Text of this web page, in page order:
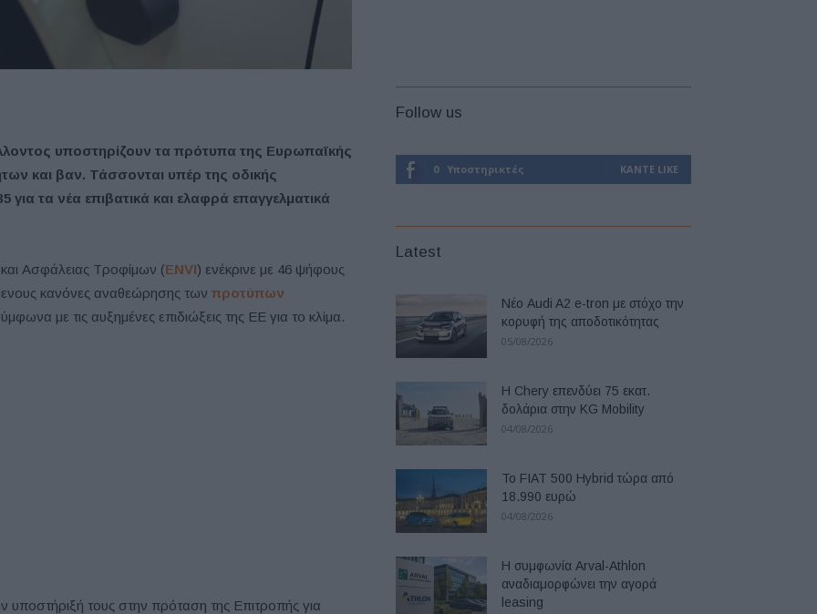
υποστηρίζουν τα πρότυπα της Ευρωπαϊκής
και βαν. Τάσσονται υπέρ της οδικής
για τα νέα επιβατικά και ελαφρά επαγγελματικά
Ασφάλειας Τροφίμων (ENVI) ενέκρινε με 46 ψήφους
κανόνες αναθεώρησης των προτύπων
με τις αυξημένες επιδιώξεις της ΕΕ για το κλίμα.
υποστήριξή τους στην πρόταση της Επιτροπής για
Follow us
0 Υποστηρικτές ΚΆΝΤΕ LIKE
Latest
Νέο Audi A2 e-tron με στόχο την
κορυφή της αποδοτικότητας
05/08/2026
Η Chery επενδύει 75 εκατ.
δολάρια στην KG Mobility
04/08/2026
Το FIAT 500 Hybrid τώρα από
18.990 ευρώ
04/08/2026
Η συμφωνία Arval-Athlon
αναδιαμορφώνει την αγορά
leasing